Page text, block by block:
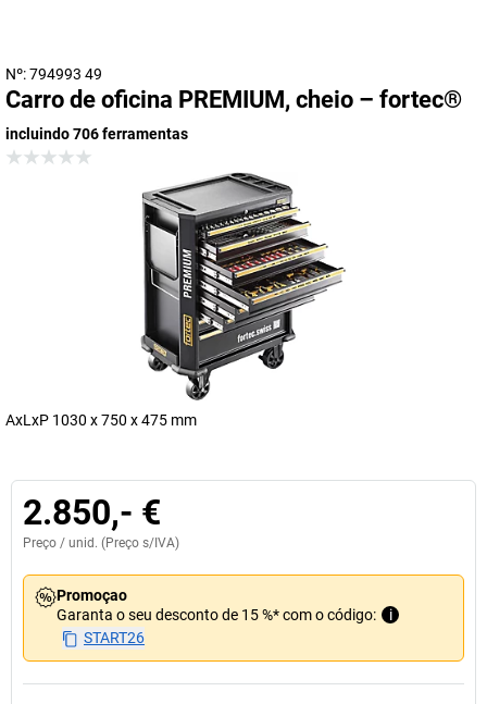
Nº: 794993 49
Carro de oficina PREMIUM, cheio – fortec®
incluindo 706 ferramentas
AxLxP 1030 x 750 x 475 mm
2.850,- €
Preço / unid. (Preço s/IVA)
Promoçao
Garanta o seu desconto de 15 %* com o código:
i
START26